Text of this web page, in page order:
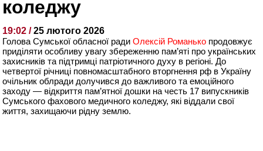
коледжу
19:02 /25 лютого 2026
Голова Сумської обласної радиОлексій Романько продовжує
приділяти особливу увагу збереженню пам’яті про українських
захисників та підтримці патріотичного духу в регіоні. До
четвертої річниці повномасштабного вторгнення рф в Україну
очільник облради долучився до важливого та емоційного
заходу — відкриття пам’ятної дошки на честь 17 випускників
Сумського фахового медичного коледжу, які віддали свої
життя, захищаючи рідну землю.